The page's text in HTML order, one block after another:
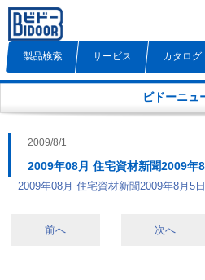
製品検索 サービス カタログ
ビドーニュ
2009/8/1
2009年08月 住宅資材新聞2009年
2009年08月 住宅資材新聞2009年8月5
前へ 次へ